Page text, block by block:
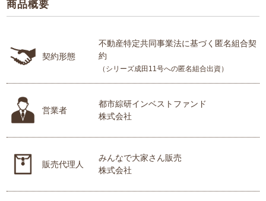
商品概要
契約形態
不動産特定共同事業法に基づく 匿名組合契
約
（シリーズ成田11号への匿名組合出資）
営業者
都市綜研インベストファンド
株式会社
販売代理人
みんなで大家さん販売
株式会社